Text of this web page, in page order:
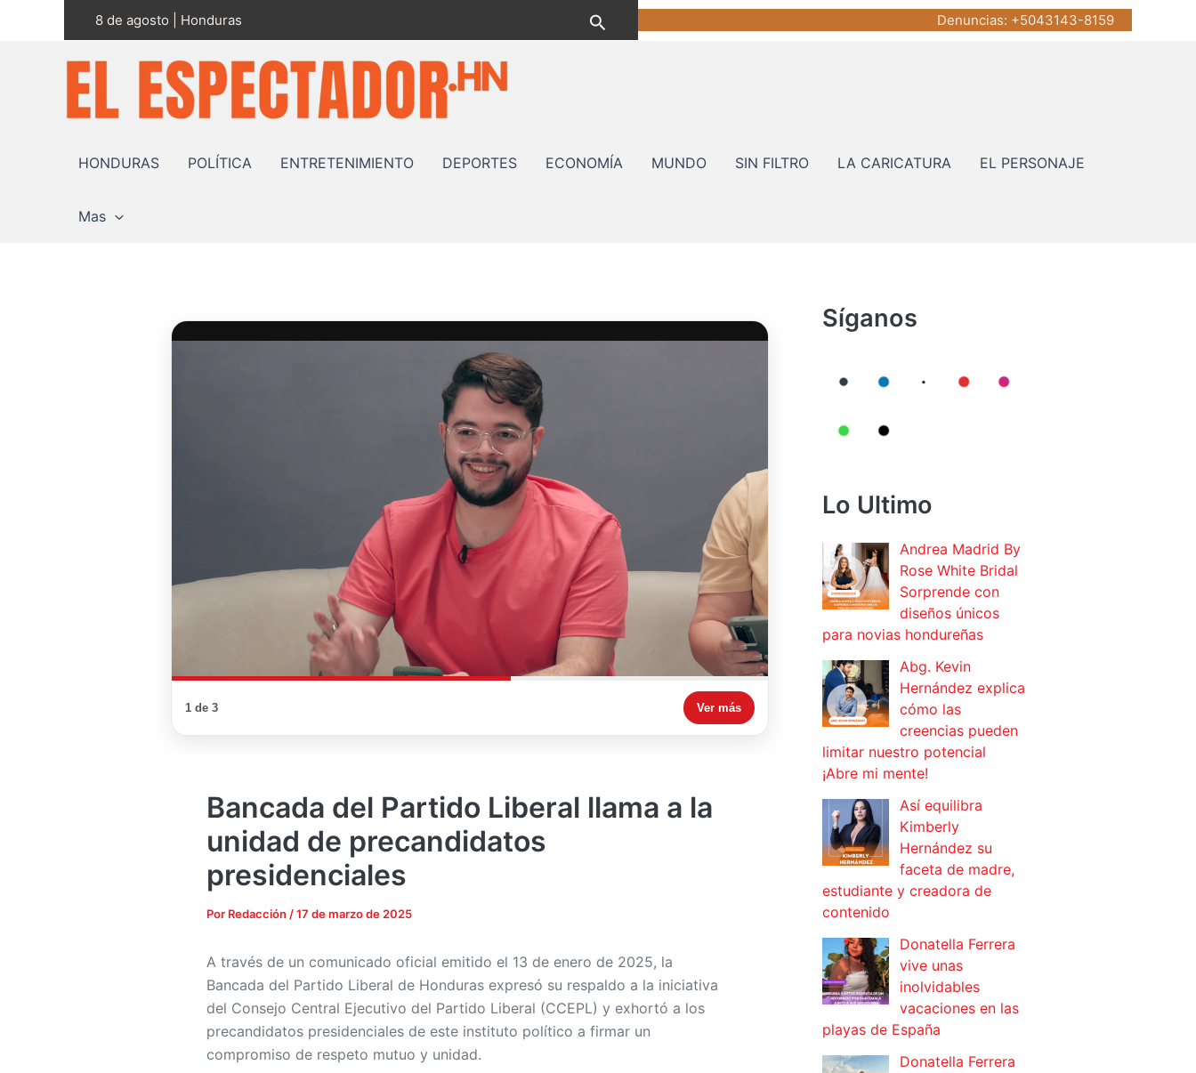
8 de agosto | Honduras Buscar Denuncias: +5043143-8159
HONDURAS POLÍTICA ENTRETENIMIENTO DEPORTES ECONOMÍA MUNDO SIN FILTRO LA CARICATURA EL PERSONAJE
Mas
1 de 3 Ver más
Bancada del Partido Liberal llama a la
unidad de precandidatos
presidenciales
Por Redacción /17 de marzo de 2025
A través de un comunicado oficial emitido el 13 de enero de 2025, la
Bancada del Partido Liberal de Honduras expresó su respaldo a la iniciativa
del Consejo Central Ejecutivo del Partido Liberal (CCEPL) y exhortó a los
precandidatos presidenciales de este instituto político a firmar un
compromiso de respeto mutuo y unidad.
Síganos
Lo Ultimo
Andrea Madrid By
Rose White Bridal
Sorprende con
diseños únicos
para novias hondureñas
Abg. Kevin
Hernández explica
cómo las
creencias pueden
limitar nuestro potencial
¡Abre mi mente!
Así equilibra
Kimberly
Hernández su
faceta de madre,
estudiante y creadora de
contenido
Donatella Ferrera
vive unas
inolvidables
vacaciones en las
playas de España
Donatella Ferrera